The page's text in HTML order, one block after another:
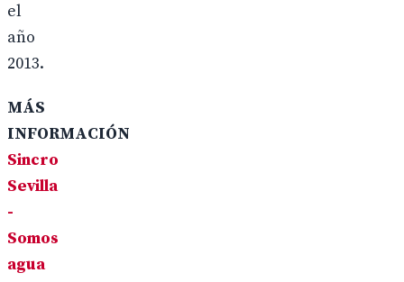
el
año
2013.
MÁS
INFORMACIÓN
Sincro
Sevilla
-
Somos
agua